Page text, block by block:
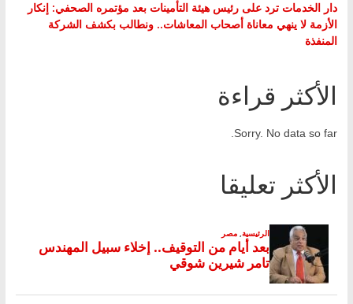
دار الخدمات ترد على رئيس هيئة التأمينات بعد مؤتمره الصحفي: إنكار
الأزمة لا ينهي معاناة أصحاب المعاشات.. ونطالب بكشف الشركة
المنفذة
الأكثر قراءة
Sorry. No data so far.
الأكثر تعليقا